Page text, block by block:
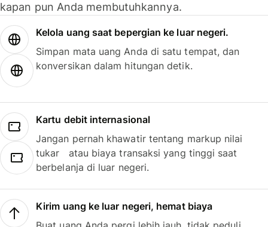
kapan pun Anda membutuhkannya.
Kelola uang saat bepergian ke luar negeri.
Simpan mata uang Anda di satu tempat, dan
konversikan dalam hitungan detik.
Kartu debit internasional
Jangan pernah khawatir tentang markup nilai
tukar atau biaya transaksi yang tinggi saat
berbelanja di luar negeri.
Kirim uang ke luar negeri, hemat biaya